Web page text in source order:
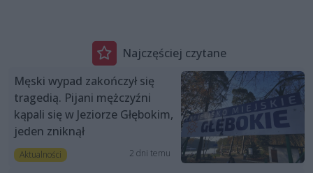
Najczęściej czytane
Męski wypad zakończył się
tragedią. Pijani mężczyźni
kąpali się w Jeziorze Głębokim,
jeden zniknął
Aktualności 2 dni temu